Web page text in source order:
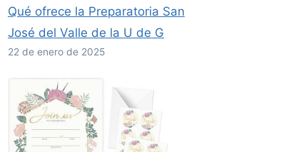
Qué ofrece la Preparatoria San
José del Valle de la U de G
22 de enero de 2025